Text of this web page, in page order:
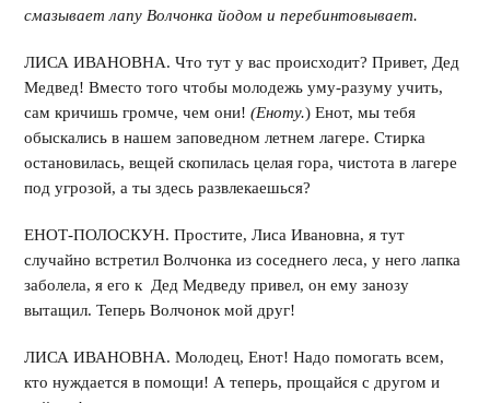
смазывает лапу Волчонка йодом и перебинтовывает.
ЛИСА ИВАНОВНА. Что тут у вас происходит? Привет, Дед
Медвед! Вместо того чтобы молодежь уму-разуму учить,
сам кричишь громче, чем они!(Еноту.) Енот, мы тебя
обыскались в нашем заповедном летнем лагере. Стирка
остановилась, вещей скопилась целая гора, чистота в лагере
под угрозой, а ты здесь развлекаешься?
ЕНОТ-ПОЛОСКУН. Простите, Лиса Ивановна, я тут
случайно встретил Волчонка из соседнего леса, у него лапка
заболела, я его к Дед Медведу привел, он ему занозу
вытащил. Теперь Волчонок мой друг!
ЛИСА ИВАНОВНА. Молодец, Енот! Надо помогать всем,
кто нуждается в помощи! А теперь, прощайся с другом и